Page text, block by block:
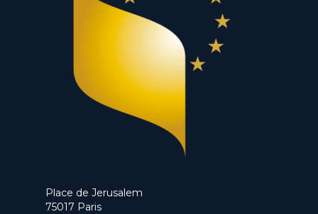
Place de Jerusalem
75017 Paris